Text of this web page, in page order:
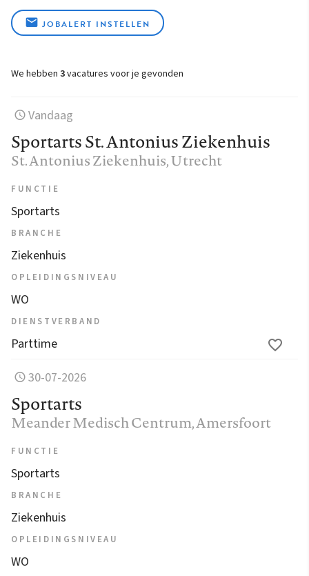
JOBALERT INSTELLEN
We hebben 3vacatures voor je gevonden
Vandaag
Sportarts St. Antonius Ziekenhuis
St. Antonius Ziekenhuis, Utrecht
FUNCTIE
Sportarts
BRANCHE
Ziekenhuis
OPLEIDINGSNIVEAU
WO
DIENSTVERBAND
Parttime
30-07-2026
Sportarts
Meander Medisch Centrum, Amersfoort
FUNCTIE
Sportarts
BRANCHE
Ziekenhuis
OPLEIDINGSNIVEAU
WO